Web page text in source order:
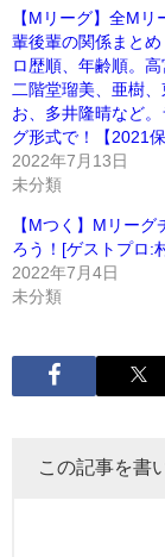
【Mリーグ】全Mリ
輩後輩の関係まと
ロ歴順、年齢順。高
二階堂瑠美、亜樹、
お、多井隆晴など。
グ形式で！【2021保
2022年7月13日
未分類
【Mつく】Mリーグ
ろう！[ゲストプロ:
2022年7月4日
未分類
この記事を書